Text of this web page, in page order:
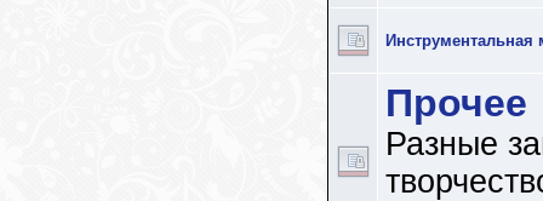
Инструментальная
Прочее
Разные